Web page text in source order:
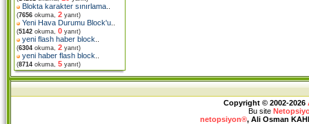
Blokta karakter sınırlama
(7656 okuma, 2 yanıt)
Yeni Hava Durumu Block'u
(5142 okuma, 0 yanıt)
yeni flash haber block
(6304 okuma, 2 yanıt)
yeni haber flash block
(8714 okuma, 5 yanıt)
Copyright © 2002-2026
Bu site
netopsiyon®, Ali Osman